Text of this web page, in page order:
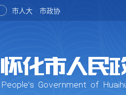
市人大 市政协